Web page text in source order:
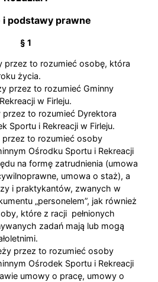
i podstawy prawne
§ 1
przez to rozumieć osobę, która
życia.
przez to rozumieć Gminny
w Firleju.
przez to rozumieć Dyrektora
Sportu i Rekreacji w Firleju.
przez to rozumieć osoby
Ośrodku Sportu i Rekreacji
na formę zatrudnienia (umowa
umowa o staż), a
i praktykantów, zwanych w
„personelem”, jak również
które z racji pełnionych
zadań mają lub mogą
przez to rozumieć osoby
Ośrodek Sportu i Rekreacji
umowy o pracę, umowy o